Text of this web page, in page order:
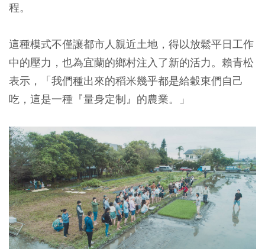
程。
這種模式不僅讓都市人親近土地，得以放鬆平日工作
中的壓力，也為宜蘭的鄉村注入了新的活力。賴青松
表示，「我們種出來的稻米幾乎都是給穀東們自己
吃，這是一種『量身定制』的農業。」